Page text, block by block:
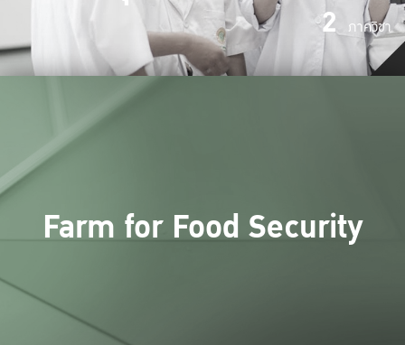
2 ภาควิชา
Farm for Food Security